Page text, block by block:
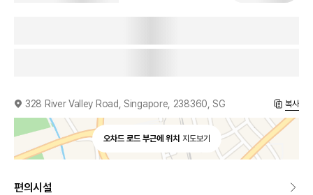
328 River Valley Road, Singapore, 238360, SG 복사
오차드 로드 부근에 위치 지도보기
편의시설